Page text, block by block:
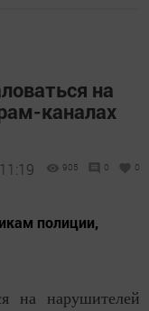
на
каналах
905 0 0
полиции,
на нарушителей